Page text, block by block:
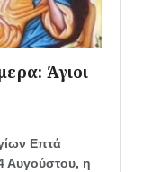
Άγιοι
Επτά
Αυγούστου, η